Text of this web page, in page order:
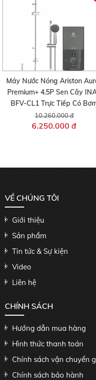
Máy Nước Nóng Ariston
Premium+ 4.5P Sen Cây
BFV-CL1 Trực Tiếp Có
10.260.000 đ
6.250.000 đ
VỀ CHÚNG TÔI
Giới thiệu
Sản phẩm
Tin tức & Sự kiện
Video
Liên hệ
CHÍNH SÁCH
Hướng dẫn mua hàng
Hình thức thanh toán
Chính sách vận chuyển
Chính sách bảo hành